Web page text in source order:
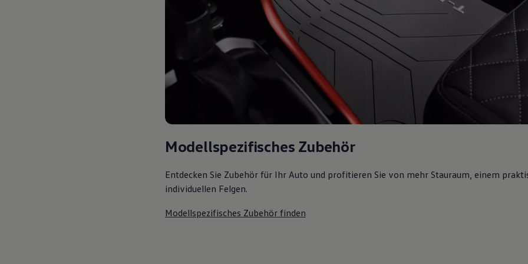
Modellspezifisches Zubehör
Entdecken Sie Zubehör für Ihr Auto und profitieren Sie von mehr Stauraum, einem
individuellen Felgen.
Modellspezifisches Zubehör finden